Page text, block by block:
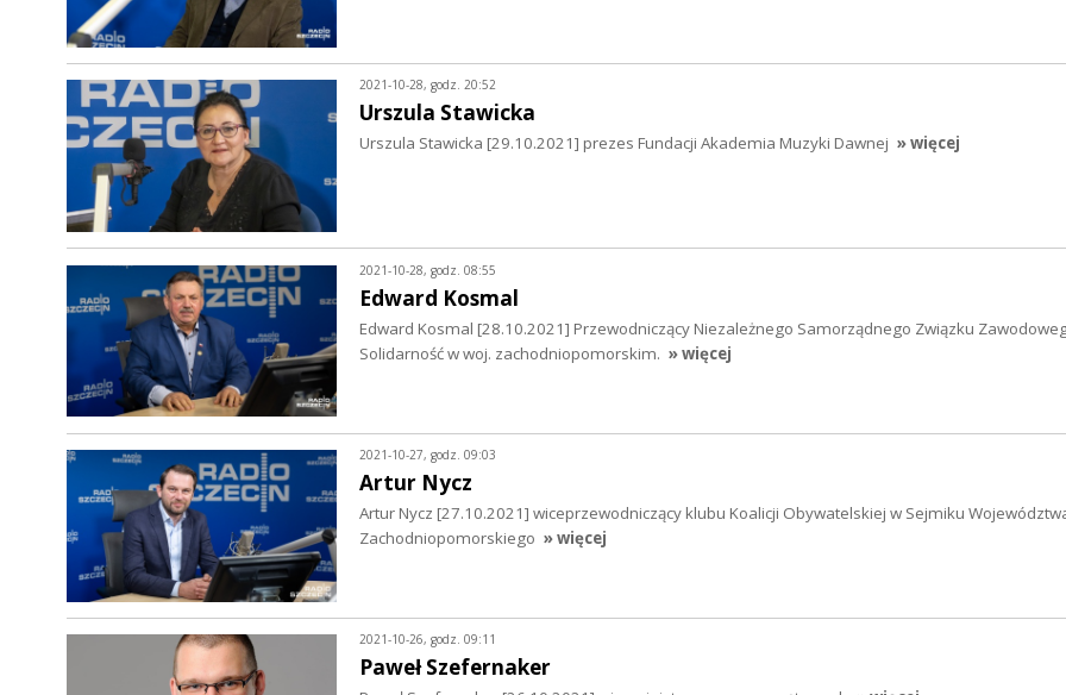
2021-10-28, godz. 20:52
Urszula Stawicka
Urszula Stawicka [29.10.2021] prezes Fundacji Akademia Muzyki Dawnej » więcej
2021-10-28, godz. 08:55
Edward Kosmal
Edward Kosmal [28.10.2021] Przewodniczący Niezależnego Samorządnego Związku
Solidarność w woj. zachodniopomorskim. » więcej
2021-10-27, godz. 09:03
Artur Nycz
Artur Nycz [27.10.2021] wiceprzewodniczący klubu Koalicji Obywatelskiej w Sejmiku
Zachodniopomorskiego » więcej
2021-10-26, godz. 09:11
Paweł Szefernaker